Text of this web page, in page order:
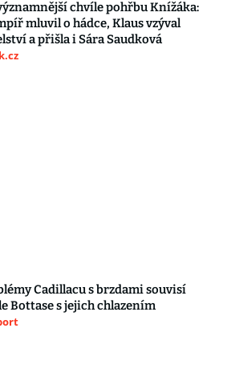
chvíle pohřbu Knížáka:
mluvil o hádce, Klaus vzýval
a přišla i Sára Saudková
Cadillacu s brzdami souvisí
Bottase s jejich chlazením